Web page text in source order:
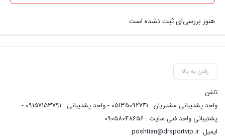
هنوز بررسی‌ای ثبت نشده است.
رفتن به بالا
تلفن
واحد پشتیبانی مشتریان : 05135092741 - واحد پشتیبانی : 09157153791 -
پشتیبانی واحد فنی سایت : 09058048656
ایمیلposhtian@drsportvip.ir